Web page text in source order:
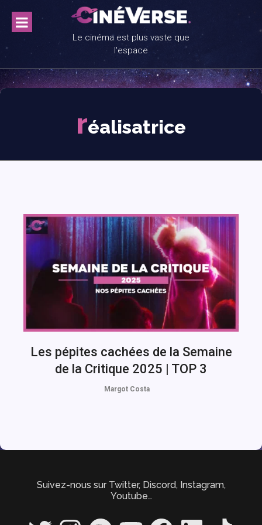
content
Le cinéma est plus vaste que
l'espace
réalisatrice
Les pépites cachées de la Semaine
de la Critique 2025 | TOP 3
Margot Costa
Suivez-nous sur Twitter, Discord, Instagram,
Youtube…
Twitter InstagramSpotify YouTube FacebookLinkedIn TikTok